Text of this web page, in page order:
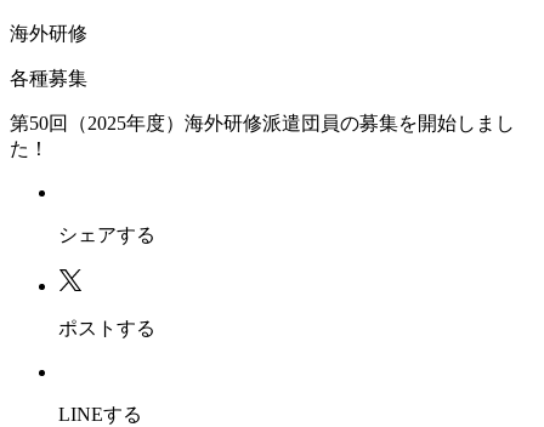
海外研修
各種募集
第50回（2025年度）海外研修派遣団員の募集を開始しまし
た！
シェアする
ポストする
LINEする